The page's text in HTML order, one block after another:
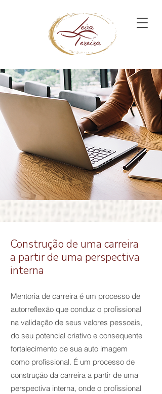
Construção de uma carreira
a partir de uma perspectiva
interna
Mentoria de carreira é um processo de
autorreflexão que conduz o profissional
na validação de seus valores pessoais,
do seu potencial criativo e consequente
fortalecimento de sua auto imagem
como profissional. É um processo de
construção da carreira a partir de uma
perspectiva interna, onde o profissional